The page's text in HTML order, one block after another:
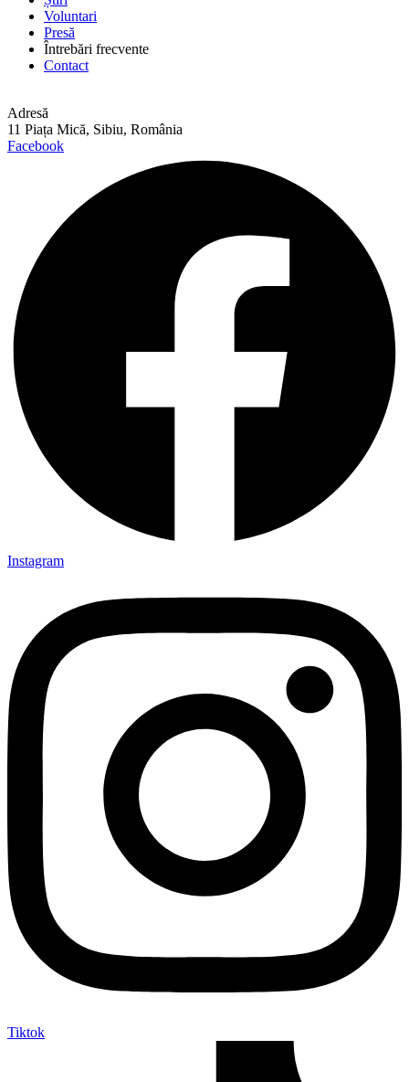
Voluntari
Presă
Întrebări frecvente
Contact
Adresă
11 Piața Mică, Sibiu, România
Facebook
Instagram
Tiktok